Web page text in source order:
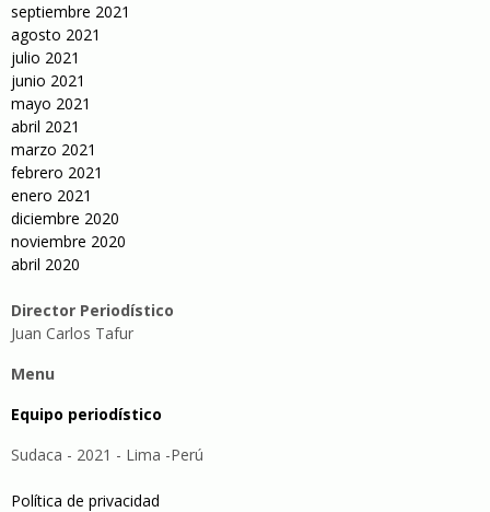
septiembre 2021
agosto 2021
julio 2021
junio 2021
mayo 2021
abril 2021
marzo 2021
febrero 2021
enero 2021
diciembre 2020
noviembre 2020
abril 2020
Director Periodístico
Juan Carlos Tafur
Menu
Equipo periodístico
Sudaca - 2021 - Lima -Perú
Política de privacidad